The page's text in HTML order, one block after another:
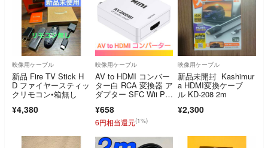
映像用ケーブル
新品 Fire TV Stick H
D ファイヤースティッ
クリモコン•箱無し
¥4,380
映像用ケーブル
AV to HDMI コンバー
ター白 RCA 変換器 ア
ダプター SFC Wii P
¥658
6円相当還元(1%)
映像用ケーブル
新品未開封 Kashimur
a HDMI変換ケーブ
ル KD-208 2m
¥2,300